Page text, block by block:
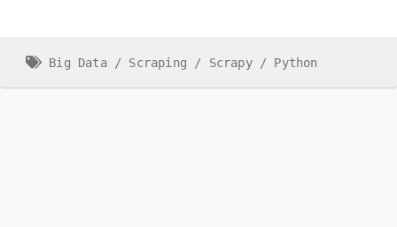
Big Data Scraping Scrapy Python